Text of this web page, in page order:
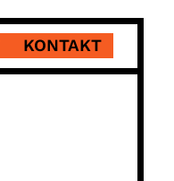
KONTAKT